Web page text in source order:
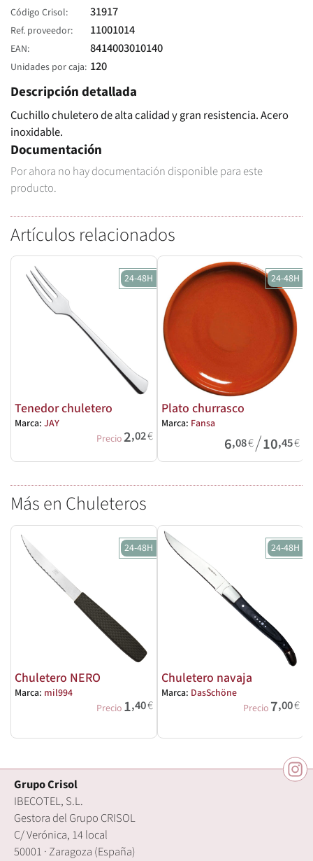
Código Crisol 31917
Ref. proveedor 11001014
EAN 8414003010140
Unidades por caja 120
Descripción detallada
Cuchillo chuletero de alta calidad y gran resistencia. Acero
inoxidable.
Documentación
Por ahora no hay documentación disponible para este
producto.
Artículos relacionados
24-48H
Tenedor chuletero
Marca: JAY
Precio2,02€
24-48H
Plato churrasco
Marca: Fansa
6,08€/10,45€
Más en Chuleteros
24-48H
Chuletero NERO
Marca: mil994
Precio 1,40€
24-48H
Chuletero navaja
Marca: DasSchöne
Precio 7,00€
Grupo Crisol
IBECOTEL, S.L.
Gestora del Grupo CRISOL
C/ Verónica, 14 local
50001 · Zaragoza (España)